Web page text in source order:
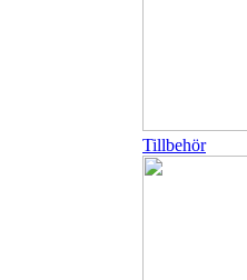
Tillbehör